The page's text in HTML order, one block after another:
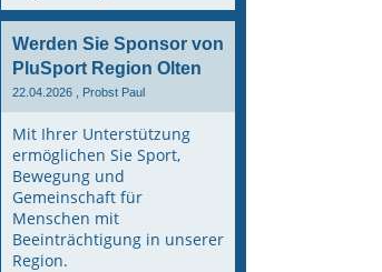
Werden Sie Sponsor von
PluSport Region Olten
22.04.2026 , Probst Paul
Mit Ihrer Unterstützung
ermöglichen Sie Sport,
Bewegung und
Gemeinschaft für
Menschen mit
Beeinträchtigung in unserer
Region.